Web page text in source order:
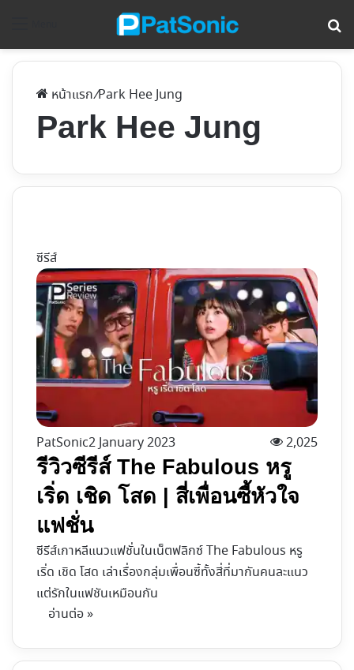
หน้าแรก/Park Hee Jung
Park Hee Jung
ซีรีส์
PatSonic2 January 2023 2,025
รีวิวซีรีส์ The Fabulous หรู
เริ่ด เชิด โสด | สี่เพื่อนซี้หัวใจ
แฟชั่น
ซีรีส์เกาหลีแนวแฟชั่นในเน็ตฟลิกซ์ The Fabulous หรู
เริ่ด เชิด โสด เล่าเรื่องกลุ่มเพื่อนซี้ทั้งสี่ที่มากันคนละแนว
แต่รักในแฟชันเหมือนกัน
อ่านต่อ »